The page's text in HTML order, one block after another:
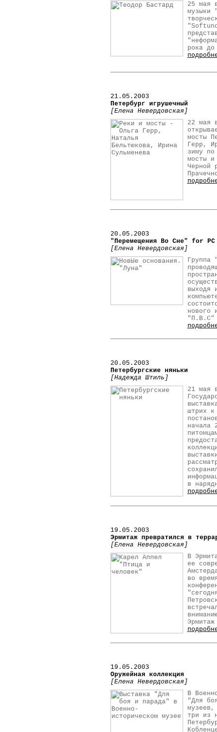
25 мая
музыки
рока до
21.05.2003
Петербург игрушечный
[Елена Невердовская]
22 мая
мосты
Герр,
зиму по
мосты и
Черной
20 .05.2003
"Перемещения Во Сне" for PC
[Елена Невердовская]
Группа
выходя
нового
"П.В.С"
20 .05.2003
Петербургские няньки
[Надежда Штиль]
21 мая
штрих к
начала
в
19.05.2003
Эрмитаж превратился в
[Елена Невердовская]
В
ее
во
19.05.2003
Оружейная коллекция
[Елена Невердовская]
В
"Для
музеев,
три из